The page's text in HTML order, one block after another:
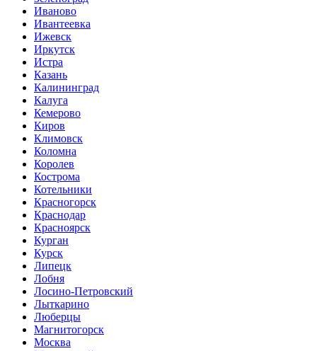
Иваново
Ивантеевка
Ижевск
Иркутск
Истра
Казань
Калининград
Калуга
Кемерово
Киров
Климовск
Коломна
Королев
Кострома
Котельники
Красногорск
Краснодар
Красноярск
Курган
Курск
Липецк
Лобня
Лосино-Петровский
Лыткарино
Люберцы
Магнитогорск
Москва